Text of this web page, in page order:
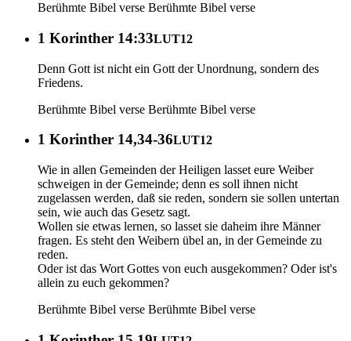
Berühmte Bibel verse Berühmte Bibel verse
1 Korinther 14:33LUT12
Denn Gott ist nicht ein Gott der Unordnung, sondern des
Friedens.
Berühmte Bibel verse Berühmte Bibel verse
1 Korinther 14,34-36LUT12
Wie in allen Gemeinden der Heiligen lasset eure Weiber
schweigen in der Gemeinde; denn es soll ihnen nicht
zugelassen werden, daß sie reden, sondern sie sollen untertan
sein, wie auch das Gesetz sagt.
Wollen sie etwas lernen, so lasset sie daheim ihre Männer
fragen. Es steht den Weibern übel an, in der Gemeinde zu
reden.
Oder ist das Wort Gottes von euch ausgekommen? Oder ist's
allein zu euch gekommen?
Berühmte Bibel verse Berühmte Bibel verse